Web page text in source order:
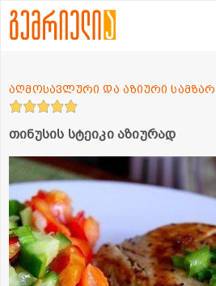
თინუსის სტეიკი აზიურად
აღმოსავლური და აზიური